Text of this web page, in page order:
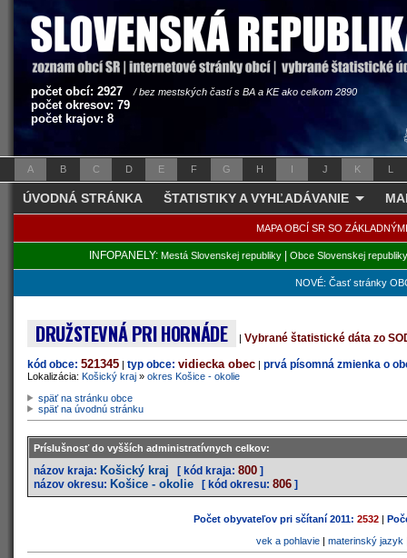
počet obcí: 2927 / bez mestských častí s BA a KE ako celkom 2890
počet okresov: 79
počet krajov: 8
A B C D E F G H I J K L
ÚVODNÁ STRÁNKA ŠTATISTIKY A VYHĽADÁVANIE
MAPA OBCÍ SR SO
INFOPANELY: Mestá Slovenskej republiky| Obce Slovenskej republiky
NOVÉ: Časť stránky
DRUŽSTEVNÁ PRI HORNÁDE | Vybrané štatistické dáta zo
kód obce: 521345 | typ obce: vidiecka obec | prvá písomná zmienka o
Lokalizácia: Košický kraj » okres Košice - okolie
späť na stránku obce
späť na úvodnú stránku
Príslušnosť do vyšších administratívnych celkov:
názov kraja: Košický kraj [ kód kraja: 800 ]
názov okresu: Košice - okolie [ kód okresu: 806 ]
Počet obyvateľov pri sčítaní 2011: 2532 |
vek a pohlavie| materinský jazyk